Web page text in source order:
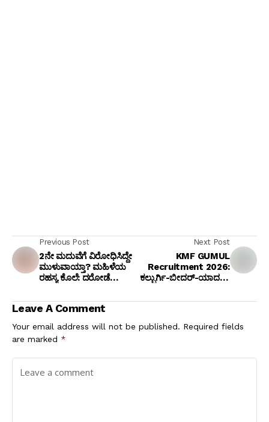
Previous Post
2ನೇ ಮದುವೆಗೆ ವಿರೋಧಿಸಿದ್ದೇ
ಮುಳುವಾಯ್ತಾ? ಮಹಿಳೆಯ
ರಹಸ್ಯ ಕೊಲೆ: ದರೋಡೆ
ಕೃತ್ಯವೋ?
Next Post
KMF GUMUL
Recruitment 2026:
ಕಲ್ಬುರ್ಗಿ-ಬೀದರ್-ಯಾದಗಿರಿ
ನೇಮಕಾತಿ; 55 ಹುದ್ದೆಗಳಿಗೆ
ಹಾಕಿ!
Leave A Comment
Your email address will not be published. Required fields
are marked *